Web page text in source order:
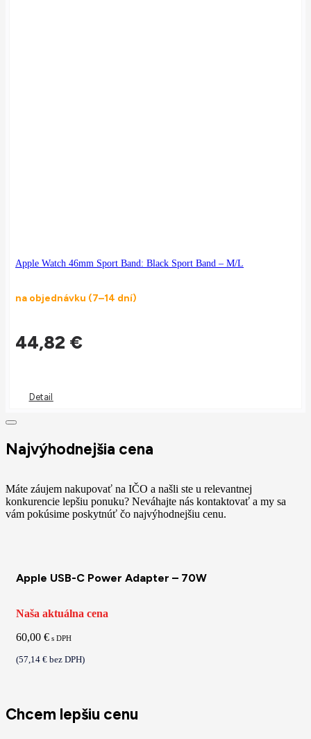
Apple Watch 46mm Sport Band: Black Sport Band – M/L
na objednávku (7–14 dní)
44,82 €
Detail
Najvýhodnejšia cena
Máte záujem nakupovať na IČO a našli ste u relevantnej
konkurencie lepšiu ponuku? Neváhajte nás kontaktovať a my sa
vám pokúsime poskytnúť čo najvýhodnejšiu cenu.
Apple USB-C Power Adapter – 70W
Naša aktuálna cena
60,00 € s DPH
(57,14 € bez DPH)
Chcem lepšiu cenu